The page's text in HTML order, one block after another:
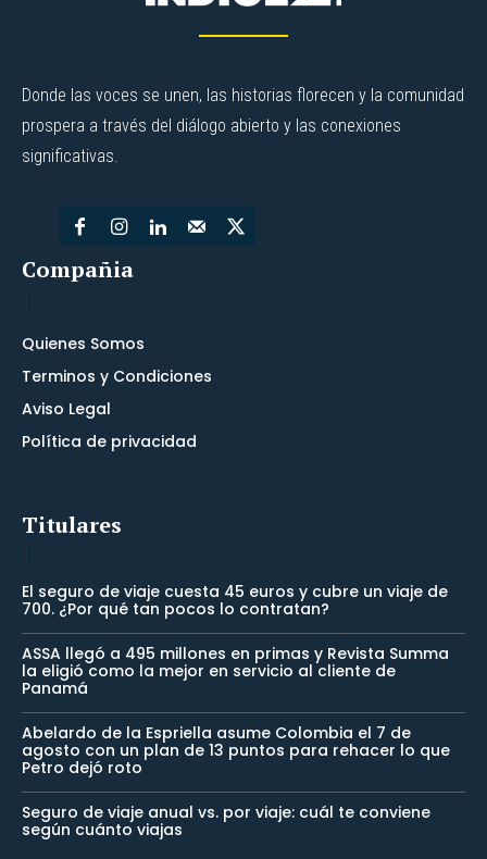
Donde las voces se unen, las historias florecen y la comunidad
prospera a través del diálogo abierto y las conexiones
significativas.
Compañia
Quienes Somos
Terminos y Condiciones
Aviso Legal
Política de privacidad
Titulares
El seguro de viaje cuesta 45 euros y cubre un viaje de
700. ¿Por qué tan pocos lo contratan?
ASSA llegó a 495 millones en primas y Revista Summa
la eligió como la mejor en servicio al cliente de
Panamá
Abelardo de la Espriella asume Colombia el 7 de
agosto con un plan de 13 puntos para rehacer lo que
Petro dejó roto
Seguro de viaje anual vs. por viaje: cuál te conviene
según cuánto viajas